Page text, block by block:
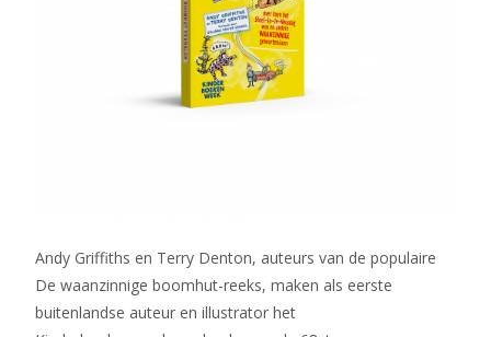
Andy Griffiths en Terry Denton, auteurs van de populaire
De waanzinnige boomhut-reeks, maken als eerste
buitenlandse auteur en illustrator het